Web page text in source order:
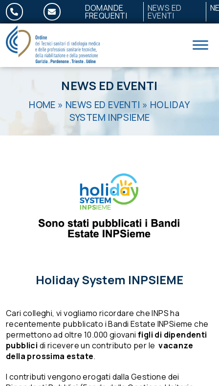
Salta al contenuto DOMANDE
FREQUENTI
NEWS ED
EVENTI
NEWS ED EVENTI
HOME » NEWS ED EVENTI » HOLIDAY
SYSTEM INPSIEME
Holiday System INPSIEME
Cari colleghi, vi vogliamo ricordare che INPS ha
recentemente pubblicato i Bandi Estate INPSieme che
permettono ad oltre 10.000 giovani figli di dipendenti
pubblici di ricevere un contributo per levacanze
della prossima estate.
I contributi vengono erogati dalla Gestione dei